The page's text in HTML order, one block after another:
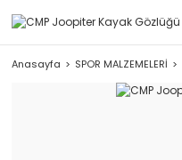
Anasayfa SPOR MALZEMELERİ